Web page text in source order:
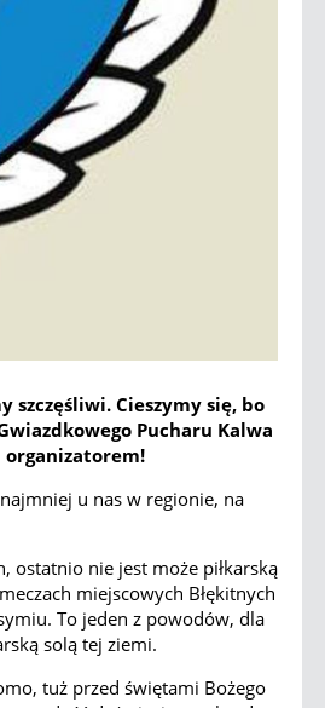
szczęśliwi. Cieszymy się, bo
Pucharu Kalwa
organizatorem!
u nas w regionie, na
ostatnio nie jest może piłkarską
miejscowych Błękitnych
To jeden z powodów, dla
solą tej ziemi.
tuż przed świętami Bożego